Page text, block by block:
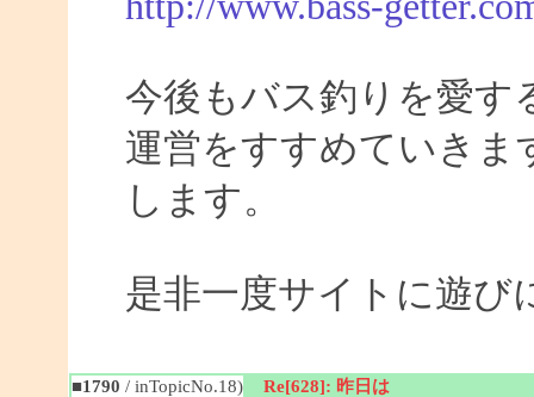
今後もバス釣りを愛す
運営をすすめていきま
します。
是非一度サイトに遊び
■1790 / inTopicNo.18) Re[628]: 昨日は